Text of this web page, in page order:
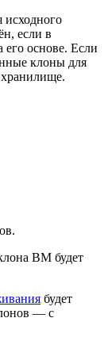
исходного
если в
основе. Если
клоны для
хранилище.
ВМ будет
будет
— с